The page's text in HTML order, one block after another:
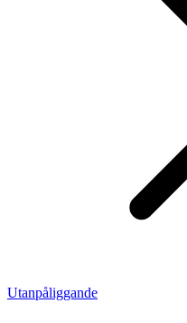
Utanpåliggande